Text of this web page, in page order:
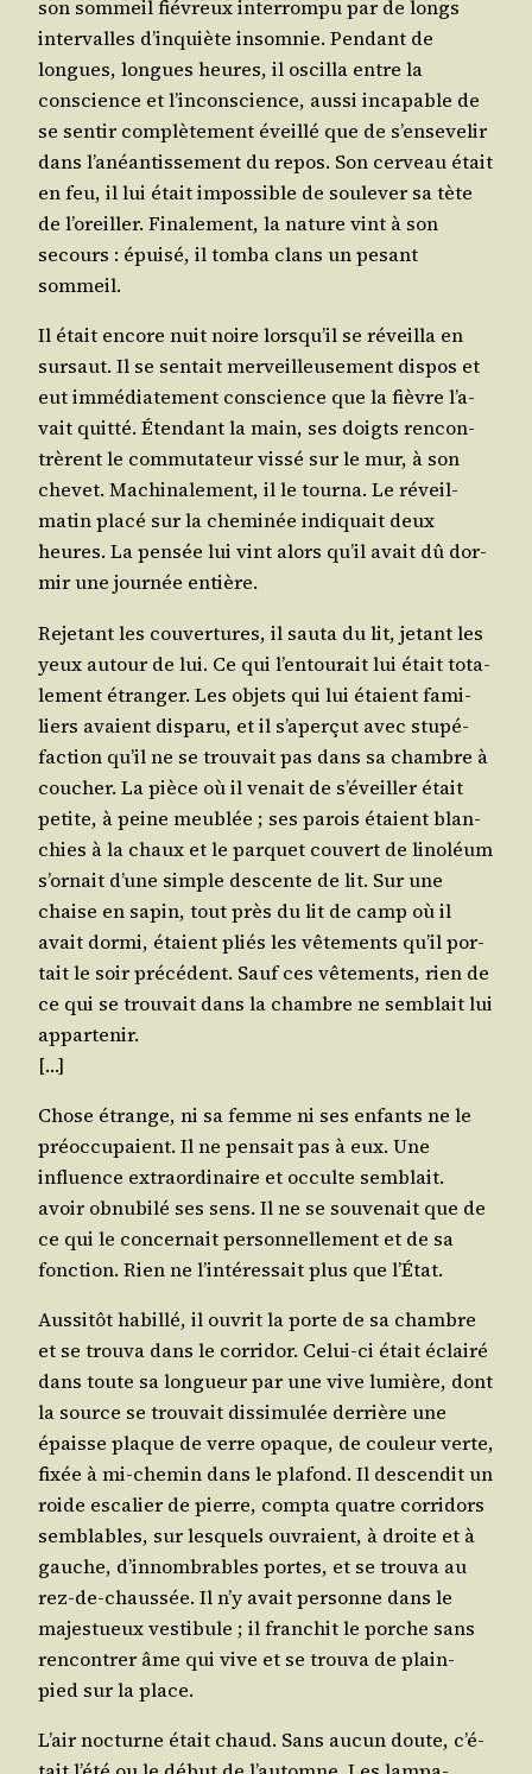
son som­meil fié­vreux inter­rom­pu par de longs
inter­valles d’in­quiète insom­nie. Pen­dant de
longues, longues heures, il oscil­la entre la
conscience et l’in­cons­cience, aus­si inca­pable de
se sen­tir com­plè­te­ment éveillé que de s’en­se­ve­lir
dans l’a­néan­tis­se­ment du repos. Son cer­veau était
en feu, il lui était impos­sible de sou­le­ver sa tète
de l’o­reiller. Fina­le­ment, la nature vint à son
secours : épui­sé, il tom­ba clans un pesant
sommeil.
Il était encore nuit noire lors­qu’il se réveilla en
sur­saut. Il se sen­tait mer­veilleu­se­ment dis­pos et
eut immé­dia­te­ment conscience que la fièvre l’a­
vait quit­té. Éten­dant la main, ses doigts ren­con­
trèrent le com­mu­ta­teur vis­sé sur le mur, à son
che­vet. Machi­na­le­ment, il le tour­na. Le réveil-
matin pla­cé sur la che­mi­née indi­quait deux
heures. La pen­sée lui vint alors qu’il avait dû dor­
mir une jour­née entière.
Reje­tant les cou­ver­tures, il sau­ta du lit, jetant les
yeux autour de lui. Ce qui l’en­tou­rait lui était tota­
le­ment étran­ger. Les objets qui lui étaient fami­
liers avaient dis­pa­ru, et il s’a­per­çut avec stu­pé­
fac­tion qu’il ne se trou­vait pas dans sa chambre à
cou­cher. La pièce où il venait de s’é­veiller était
petite, à peine meu­blée ; ses parois étaient blan­
chies à la chaux et le par­quet cou­vert de lino­léum
s’or­nait d’une simple des­cente de lit. Sur une
chaise en sapin, tout près du lit de camp où il
avait dor­mi, étaient pliés les vête­ments qu’il por­
tait le soir pré­cé­dent. Sauf ces vête­ments, rien de
ce qui se trou­vait dans la chambre ne sem­blait lui
appartenir.
[…]
Chose étrange, ni sa femme ni ses enfants ne le
pré­oc­cu­paient. Il ne pen­sait pas à eux. Une
influence extra­or­di­naire et occulte sem­blait.
avoir obnu­bi­lé ses sens. Il ne se sou­ve­nait que de
ce qui le concer­nait per­son­nel­le­ment et de sa
fonc­tion. Rien ne l’in­té­res­sait plus que l’État.
Aus­si­tôt habillé, il ouvrit la porte de sa chambre
et se trou­va dans le cor­ri­dor. Celui-ci était éclai­ré
dans toute sa lon­gueur par une vive lumière, dont
la source se trou­vait dis­si­mu­lée der­rière une
épaisse plaque de verre opaque, de cou­leur verte,
fixée à mi-che­min dans le pla­fond. Il des­cen­dit un
roide esca­lier de pierre, comp­ta quatre cor­ri­dors
sem­blables, sur les­quels ouvraient, à droite et à
gauche, d’in­nom­brables portes, et se trou­va au
rez-de-chaus­sée. Il n’y avait per­sonne dans le
majes­tueux ves­ti­bule ; il fran­chit le porche sans
ren­con­trer âme qui vive et se trou­va de plain-
pied sur la place.
L’air noc­turne était chaud. Sans aucun doute, c’é­